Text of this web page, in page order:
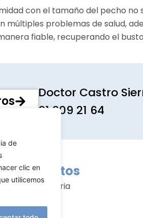
de
clic en
utilicemos
con el tamaño del pecho
problemas de salud,
fiable, recuperando el
Doctor Castro
91 309 21 64
Cirugía mamaria
Cirugía facial